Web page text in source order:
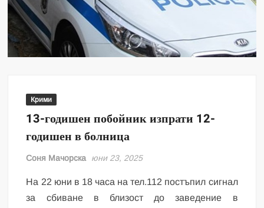
Крими
13-годишен побойник изпрати 12-
годишен в болница
Соня Мачорска юни 23, 2025
На 22 юни в 18 часа на тел.112 постъпил сигнал
за сбиване в близост до заведение в